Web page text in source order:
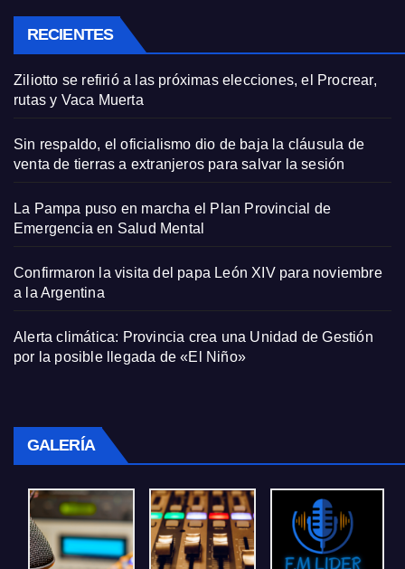
RECIENTES
Ziliotto se refirió a las próximas elecciones, el Procrear,
rutas y Vaca Muerta
Sin respaldo, el oficialismo dio de baja la cláusula de
venta de tierras a extranjeros para salvar la sesión
La Pampa puso en marcha el Plan Provincial de
Emergencia en Salud Mental
Confirmaron la visita del papa León XIV para noviembre
a la Argentina
Alerta climática: Provincia crea una Unidad de Gestión
por la posible llegada de «El Niño»
GALERÍA